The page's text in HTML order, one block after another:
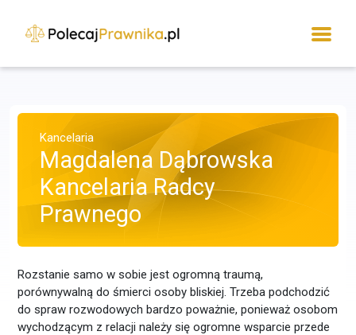
Kancelaria
Magdalena Dąbrowska
Kancelaria Radcy
Prawnego
Rozstanie samo w sobie jest ogromną traumą,
porównywalną do śmierci osoby bliskiej. Trzeba podchodzić
do spraw rozwodowych bardzo poważnie, ponieważ osobom
wychodzącym z relacji należy się ogromne wsparcie przede